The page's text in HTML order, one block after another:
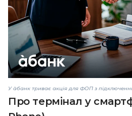
У àбанк триває акція для ФОП з
Про термінал у